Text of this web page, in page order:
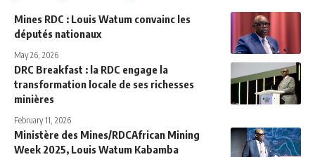
Mines RDC : Louis Watum convainc les
députés nationaux
May 26, 2026
DRC Breakfast : la RDC engage la
transformation locale de ses richesses
minières
February 11, 2026
Ministère des Mines/RDCAfrican Mining
Week 2025, Louis Watum Kabamba